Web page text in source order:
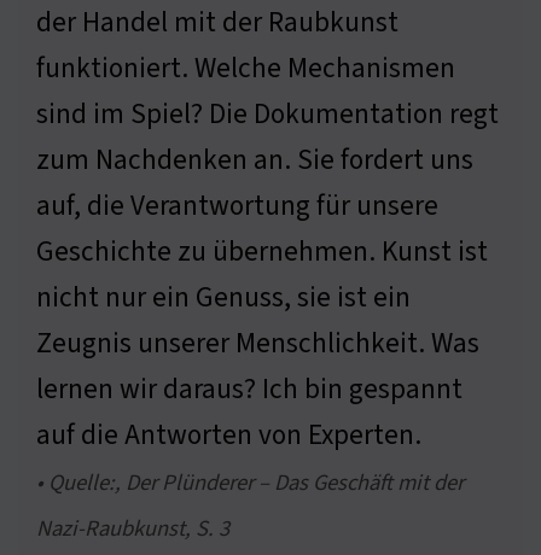
der Handel mit der Raubkunst
funktioniert. Welche Mechanismen
sind im Spiel? Die Dokumentation regt
zum Nachdenken an. Sie fordert uns
auf, die Verantwortung für unsere
Geschichte zu übernehmen. Kunst ist
nicht nur ein Genuss, sie ist ein
Zeugnis unserer Menschlichkeit. Was
lernen wir daraus? Ich bin gespannt
auf die Antworten von Experten.
• Quelle:, Der Plünderer – Das Geschäft mit der
Nazi-Raubkunst, S. 3